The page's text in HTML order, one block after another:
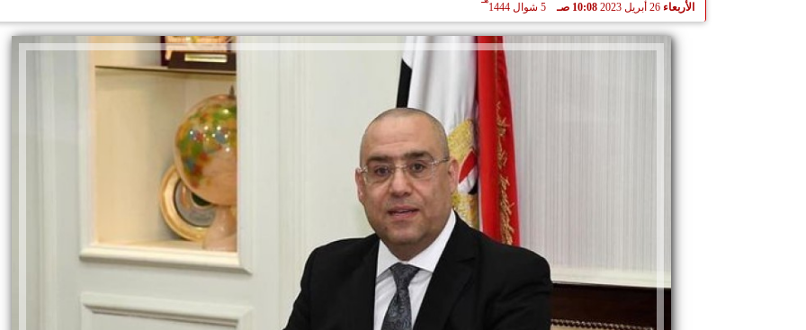
الأربعاء 26 أبريل 2023 10:08 صـ 5 شوال 1444